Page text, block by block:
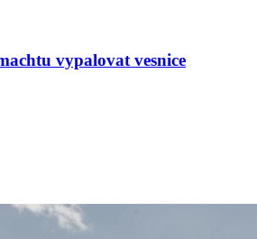
vypalovat vesnice